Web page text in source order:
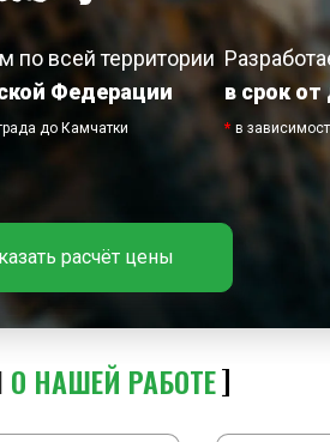
по всей территории
Федерации
до Камчатки
в срок
* в
расчёт цены
О НАШЕЙ РАБОТЕ